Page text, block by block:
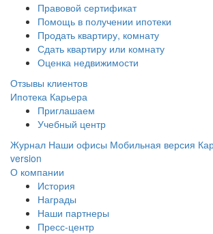
Правовой сертификат
Помощь в получении ипотеки
Продать квартиру, комнату
Сдать квартиру или комнату
Оценка недвижимости
Отзывы клиентов
Ипотека Карьера
Приглашаем
Учебный центр
Журнал Наши офисы Мобильная версия
version
О компании
История
Награды
Наши партнеры
Пресс-центр